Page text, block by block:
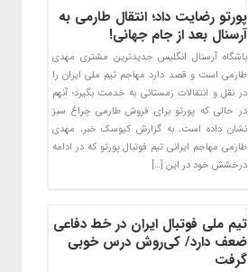
پورتو رضایت داد؛ انتقال طارمی به
آرسنال بعد از جام جهانی!
باشگاه آرسنال انگلیس جدیدترین مشتری مهدی
طارمی است و قصد دارد مهاجم تیم ملی ایران را
در نقل و انتقالات زمستانی به خدمت بگیرد؛ آنهم
در حالی که پورتو برای فروش طارمی چراغ سبز
نشان داده است. به گزارش کیوسک خبر، مهدی
طارمی مهاجم ایرانی تیم فوتبال پورتو که در ادامه
درخشش خود در این […]
تیم ملی فوتبال ایران در خط دفاعی
ضعف دارد/ کی‌روش درس خوبی
گرفت